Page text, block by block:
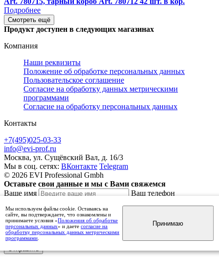
Подробнее
Смотреть ещё
Продукт доступен в следующих магазинах
Компания
Наши реквизиты
Положение об обработке персональных данных
Пользовательское соглашение
Согласие на обработку данных метрическими
программами
Согласие на обработку персональных данных
Контакты
+7(495)025-03-33
info@evi-prof.ru
Москва, ул. Сущёвский Вал, д. 16/3
Мы в соц. сетях: ВКонтакте Telegram
© 2026 EVI Professional Gmbh
Оставьте свои данные и мы с Вами свяжемся
Ваше имя
Ваш телефон
Нажимая на кнопку «Отправить», вы даетесогласие на обработку персональных данных
Мы используем файлы cookie. Оставаясь на
сайте, вы подтверждаете, что ознакомлены и
принимаете условия «Положения об обработке
персональных данных» и даетесогласие на
обработку персональных данных метрическими
программами
Принимаю